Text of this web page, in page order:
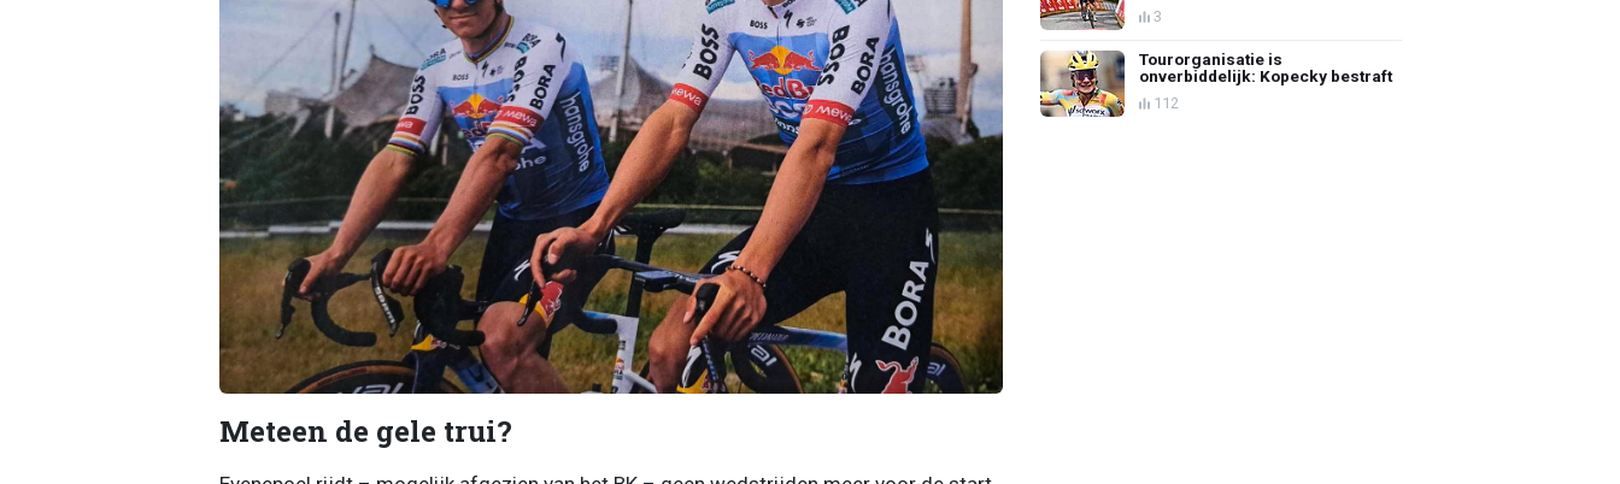
Meteen de gele trui?
3
Tourorganisatie is
onverbiddelijk: Kopecky bestraft
112